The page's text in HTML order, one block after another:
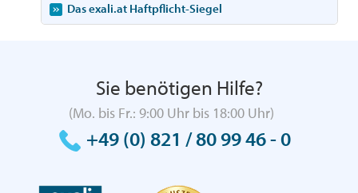
Das exali.at Haftpflicht-Siegel
Sie benötigen Hilfe?
(Mo. bis Fr.: 9:00 Uhr bis 18:00 Uhr)
+49 (0) 821 / 80 99 46 - 0